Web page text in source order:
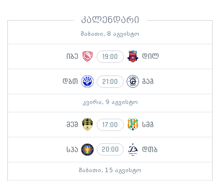
კალენდარი
შაბათი, 8 აგვისტო
იბე 19:00 დილ
დბთ 21:00 გაგ
კვირა, 9 აგვისტო
მეშ 17:00 სმგ
სპა 20:00 დთბ
შაბათი, 15 აგვისტო